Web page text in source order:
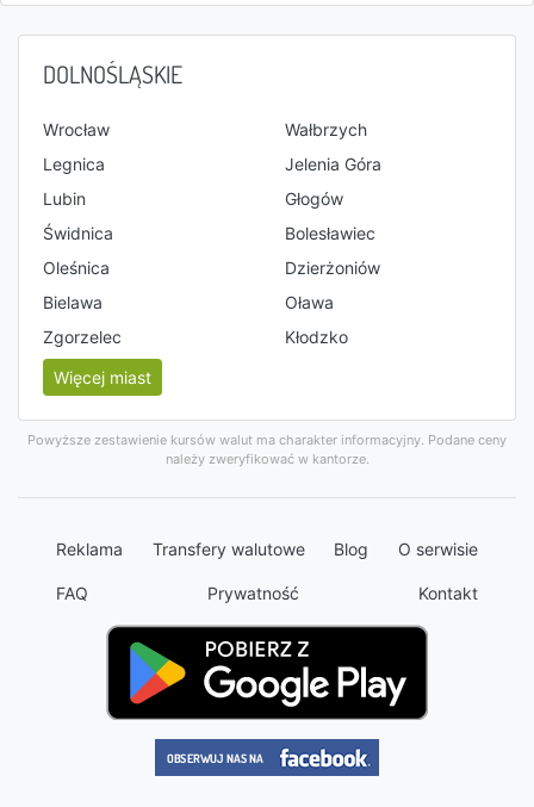
DOLNOŚLĄSKIE
Wrocław
Wałbrzych
Legnica
Jelenia Góra
Lubin
Głogów
Świdnica
Bolesławiec
Oleśnica
Dzierżoniów
Bielawa
Oława
Zgorzelec
Kłodzko
Więcej miast
Powyższe zestawienie kursów walut ma charakter informacyjny. Podane ceny
należy zweryfikować w kantorze.
Reklama Transfery walutowe Blog O serwisie
FAQ Prywatność Kontakt